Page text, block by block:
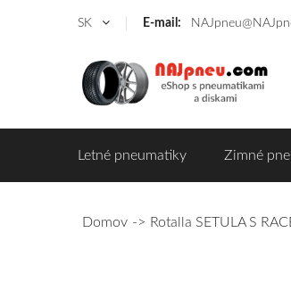
SK E-mail:
Letné pneumatiky Zimné
Domov Rotalla SETULA S